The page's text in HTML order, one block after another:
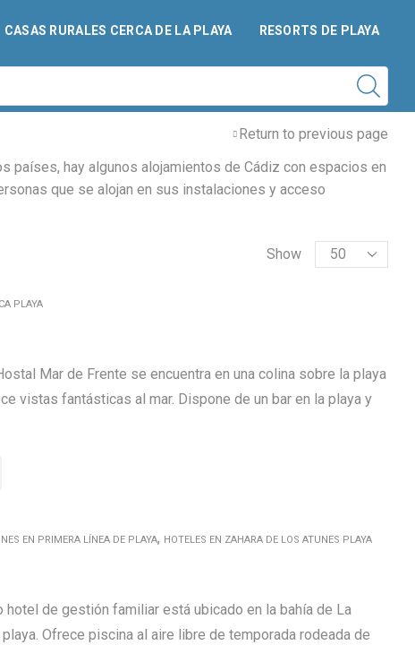
CASAS RURALES CERCA DE LA PLAYA RESORTS DE PLAYA
Return to previous page
países, hay algunos alojamientos de Cádiz con espacios en
que se alojan en sus instalaciones y acceso
Show
PLAYA
Mar de Frente se encuentra en una colina sobre la playa
vistas fantásticas al mar. Dispone de un bar en la playa y
EN PRIMERA LÍNEA DE PLAYA, HOTELES EN ZAHARA DE LOS ATUNES PLAYA
hotel de gestión familiar está ubicado en la bahía de La
Ofrece piscina al aire libre de temporada rodeada de